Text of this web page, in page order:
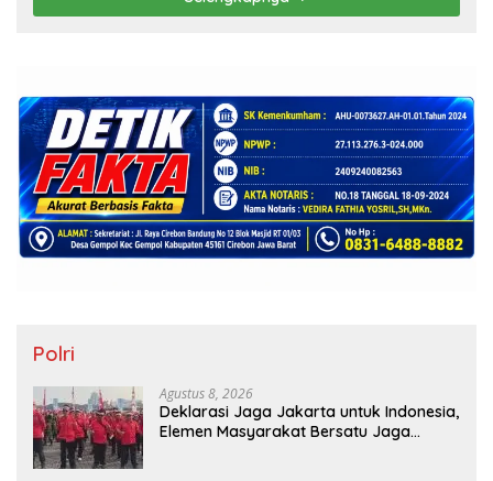
Polri
Agustus 8, 2026
Deklarasi Jaga Jakarta untuk Indonesia,
Elemen Masyarakat Bersatu Jaga